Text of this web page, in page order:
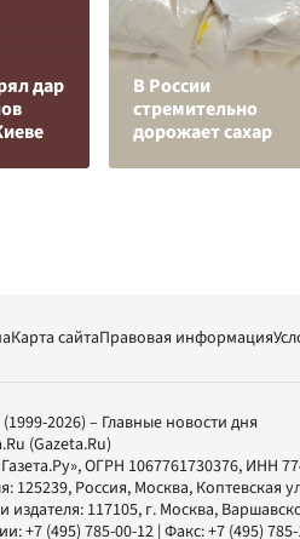
дар
В России
стремительно
дорожает сахар
Карта сайтаПравовая информация
2026) – Главные новости дня
(Gazeta.Ru)
, ОГРН 1067761730376, ИНН
125239, Россия, Москва, Коптевская
издателя: 117105, г. Москва,
+7 (495) 785-00-12 | Факс:+7 (495)